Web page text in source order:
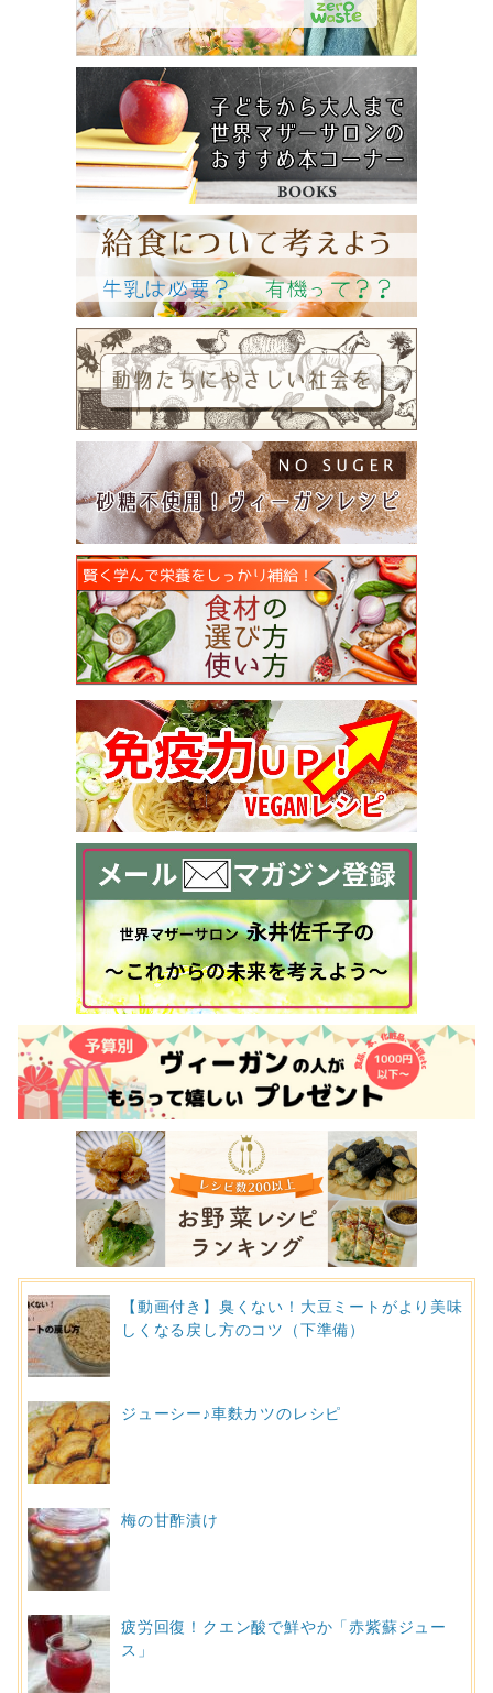
【動画付き】臭くない！大豆ミートがより美味
しくなる戻し方のコツ（下準備）
ジューシー♪車麩カツのレシピ
梅の甘酢漬け
疲労回復！クエン酸で鮮やか「赤紫蘇ジュー
ス」